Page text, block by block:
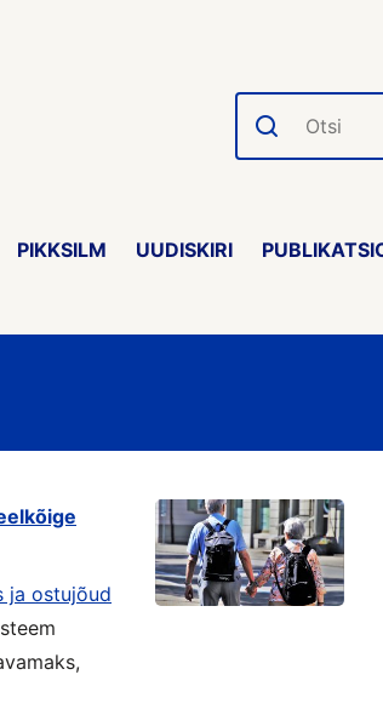
Otsi
PIKKSILM UUDISKIRI
ja ostujõud